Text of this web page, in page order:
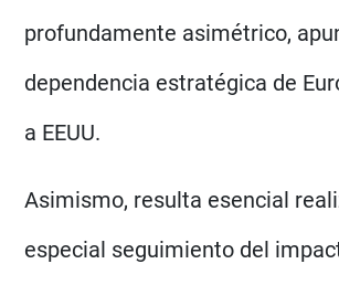
profundamente asimétrico,
dependencia estratégica de
a EEUU.
Asimismo, resulta esencial
especial seguimiento del